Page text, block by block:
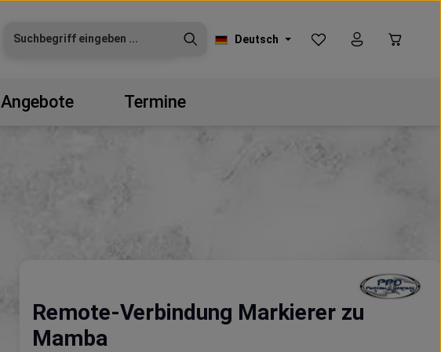
Deutsch
Du hast 0 Produkte
Angebote Termine
Remote-Verbindung Markierer zu
Mamba